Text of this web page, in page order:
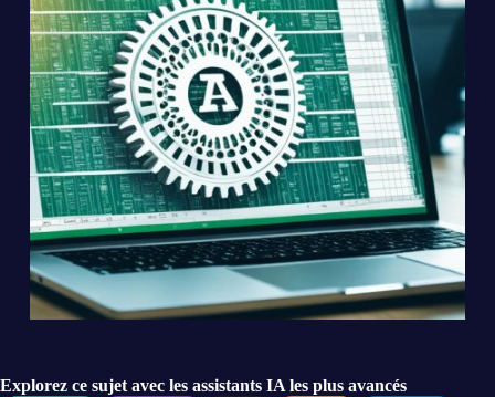
Explorez ce sujet avec les assistants IA les plus avancés